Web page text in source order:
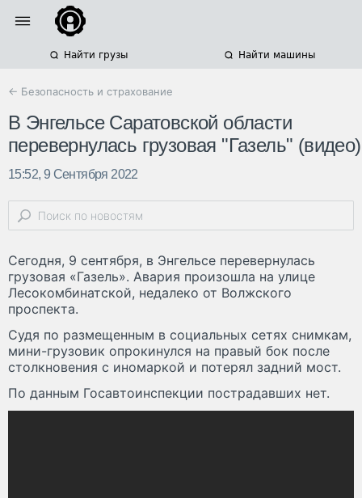
Найти грузы Найти машины
← Безопасность и страхование
В Энгельсе Саратовской области
перевернулась грузовая "Газель" (видео)
15:52, 9 Сентября 2022
Сегодня, 9 сентября, в Энгельсе перевернулась
грузовая «Газель». Авария произошла на улице
Лесокомбинатской, недалеко от Волжского
проспекта.
Судя по размещенным в социальных сетях снимкам,
мини-грузовик опрокинулся на правый бок после
столкновения с иномаркой и потерял задний мост.
По данным Госавтоинспекции пострадавших нет.